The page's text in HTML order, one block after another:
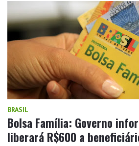
BRASIL
Bolsa Família: Governo
liberará R$600 a